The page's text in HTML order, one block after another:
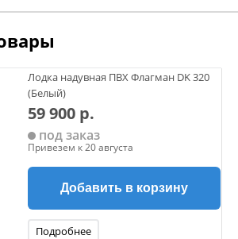
Лодка надувная ПВХ Флагман DK 320
(Белый)
59 900 р.
под заказ
Привезем к 20 августа
Добавить в корзину
Подробнее